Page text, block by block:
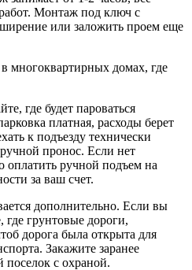
Монтаж под ключ с
или заложить проем еще
многоквартирных домах, где
где будет пароваться
платная, расходы берет
к подъезду технически
пронос. Если нет
оплатить ручной подъем на
за ваш счет.
дополнительно. Если вы
где грунтовые дороги,
дорога была открыта для
Закажите заранее
поселок с охраной.